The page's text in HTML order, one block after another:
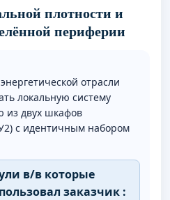
плотности и
периферии
отрасли
локальную систему
из двух шкафов
с идентичным набором
в/в которые
заказчик :